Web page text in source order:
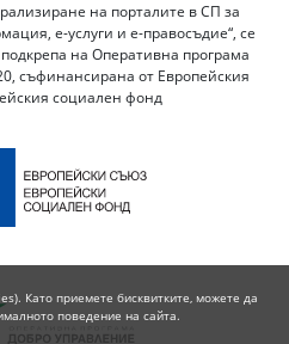
на порталите в СП за
е-услуги и е-правосъдие“, се
на Оперативна програма
съфинансирана от Европейския
социален фонд
Като приемете бисквитките, можете да
поведение на сайта.